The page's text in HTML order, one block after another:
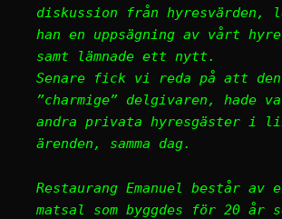
diskussion från hyresvärden,
han en uppsägning av vårt
samt lämnade ett nytt.
Senare fick vi reda på att den
”charmige” delgivaren, hade
andra privata hyresgäster i
ärenden, samma dag.
Restaurang Emanuel består av
matsal som byggdes för 20 år